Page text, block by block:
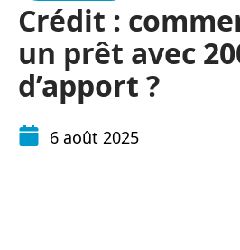
Crédit :
un prêt avec
d’apport ?
6 août 2025